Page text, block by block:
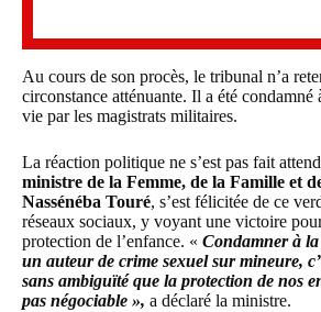
Au cours de son procès, le tribunal n’a
circonstance atténuante. Il a été condamné
vie par les magistrats militaires.
La réaction politique ne s’est pas fait
ministre de la Femme, de la Famille et
Nassénéba Touré, s’est félicitée de ce
réseaux sociaux, y voyant une victoire
protection de l’enfance. « Condamner à
un auteur de crime sexuel sur mineure,
sans ambiguïté que la protection de nos
pas négociable », a déclaré la ministre.